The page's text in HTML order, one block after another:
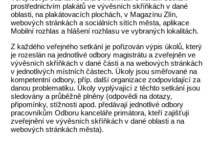
prostřednictvím plakátů ve vývěsních skříňkách v dané
oblasti, na plakátovacích plochách, v Magazínu Zlín,
webových stránkách a sociálních sítích města, aplikace
Mobilní rozhlas a hlášení rozhlasu ve vybraných lokalitách.
Z každého veřejného setkání je pořizován výpis úkolů, který
je rozeslán na jednotlivé odbory magistrátu a zveřejněn ve
vývěsních skříňkách v dané části a na webových stránkách
v jednotlivých místních částech. Úkoly jsou směřované na
kompetentní odbory, příp. další organizace zodpovídající za
danou problematiku. Úkoly vyplývající z těchto setkání jsou
sledovány a průběžně plněny (odpovědi na dotazy,
připomínky, stížnosti apod. předávají jednotlivé odbory
pracovníkům Odboru kanceláře primátora, kteří zajišťují
zveřejnění ve vývěsních skříňkách v dané oblasti a na
webových stránkách města).